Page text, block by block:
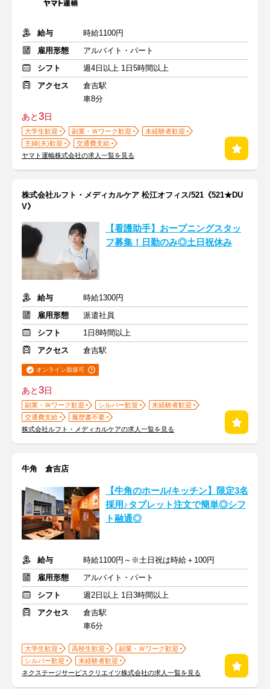
給与
時給1100円
雇用形態
アルバイト・パート
シフト
週4日以上 1日5時間以上
アクセス
倉吉駅
車8分
あと3日
大学生歓迎 副業・Ｗワーク歓迎
未経験者歓迎
主婦(夫)歓迎
交通費支給
ヤマト運輸株式会社の求人一覧を見る
株式会社ルフト・メディカルケア 松江オフィス/521《521★DU
V》
【看護助手】おープニングスタッ
フ募集！日勤のみ◎土日祝休み
給与
時給1300円
雇用形態
派遣社員
シフト
1日8時間以上
アクセス
倉吉駅
オンライン面接可
あと3日
副業・Ｗワーク歓迎 シルバー歓迎
未経験者歓迎
交通費支給
履歴書不要
株式会社ルフト・メディカルケアの求人一覧を見る
牛角 倉吉店
【牛角のホール/キッチン】限定3名
採用♪タブレット注文で簡単◎シフ
ト融通◎
給与
時給1100円～※土日祝は時給＋100円
雇用形態
アルバイト・パート
シフト
週2日以上 1日3時間以上
アクセス
倉吉駅
車6分
大学生歓迎 高校生歓迎
副業・Ｗワーク歓迎
シルバー歓迎
未経験者歓迎
ネクステージサービスクリエイツ株式会社の求人一覧を見る